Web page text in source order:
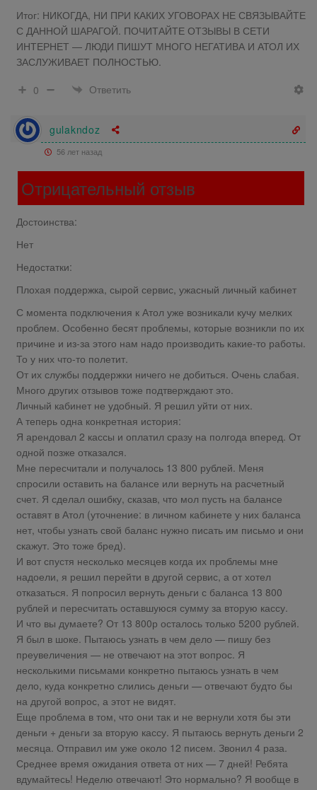
Итог: НИКОГДА, НИ ПРИ КАКИХ УГОВОРАХ НЕ СВЯЗЫВАЙТЕ
С ДАННОЙ ШАРАГОЙ. ПОЧИТАЙТЕ ОТЗЫВЫ В СЕТИ
ИНТЕРНЕТ — ЛЮДИ ПИШУТ МНОГО НЕГАТИВА И АТОЛ ИХ
ЗАСЛУЖИВАЕТ ПОЛНОСТЬЮ.
0
Ответить
gulakndoz
56 лет назад
Отрицательный отзыв
Достоинства:
Нет
Недостатки:
Плохая поддержка, сырой сервис, ужасный личный кабинет
С момента подключения к Атол уже возникали кучу мелких
проблем. Особенно бесят проблемы, которые возникли по их
причине и из-за этого нам надо производить какие-то работы.
То у них что-то полетит.
От их службы поддержки ничего не добиться. Очень слабая.
Много других отзывов тоже подтверждают это.
Личный кабинет не удобный. Я решил уйти от них.
А теперь одна конкретная история:
Я арендовал 2 кассы и оплатил сразу на полгода вперед. От
одной позже отказался.
Мне пересчитали и получалось 13 800 рублей. Меня
спросили оставить на балансе или вернуть на расчетный
счет. Я сделал ошибку, сказав, что мол пусть на балансе
оставят в Атол (уточнение: в личном кабинете у них баланса
нет, чтобы узнать свой баланс нужно писать им письмо и они
скажут. Это тоже бред).
И вот спустя несколько месяцев когда их проблемы мне
надоели, я решил перейти в другой сервис, а от хотел
отказаться. Я попросил вернуть деньги с баланса 13 800
рублей и пересчитать оставшуюся сумму за вторую кассу.
И что вы думаете? От 13 800р осталось только 5200 рублей.
Я был в шоке. Пытаюсь узнать в чем дело — пишу без
преувеличения — не отвечают на этот вопрос. Я
несколькими письмами конкретно пытаюсь узнать в чем
дело, куда конкретно слились деньги — отвечают будто бы
на другой вопрос, а этот не видят.
Еще проблема в том, что они так и не вернули хотя бы эти
деньги + деньги за вторую кассу. Я пытаюсь вернуть деньги 2
месяца. Отправил им уже около 12 писем. Звонил 4 раза.
Среднее время ожидания ответа от них — 7 дней! Ребята
вдумайтесь! Неделю отвечают! Это нормально? Я вообще в